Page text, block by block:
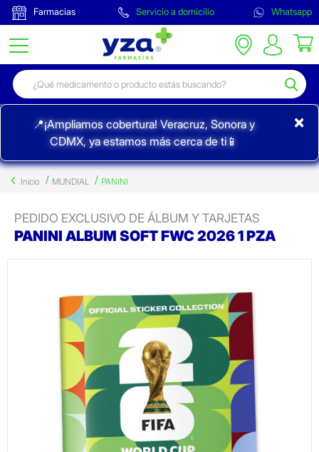
Farmacias Servicio a domicilio Whatsapp
📍¡Ampliamos cobertura! Veracruz, Sonora y
CDMX, ya estamos más cerca de ti📱
×
Inicio MUNDIAL PANINI
PEDIDO EXCLUSIVO DE ÁLBUM Y TARJETAS
PANINI ALBUM SOFT FWC 2026 1 PZA